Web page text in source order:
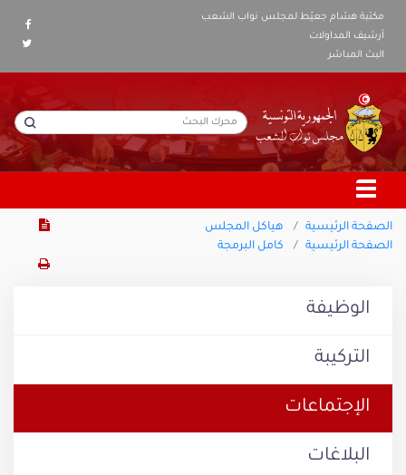
مكتبة هشام جعيّط لمجلس نواب الشعب
أرشيف المداولات
البث المباشر
الصفحة الرئيسية
هياكل المجلس
الصفحة الرئيسية
كامل البرمجة
الوظيفة
التركيبة
الإجتماعات
البلاغات